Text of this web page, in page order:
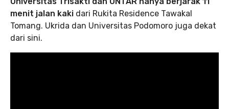
menit jalan kaki dari Rukita Residence Tawakal
Tomang. Ukrida dan Universitas Podomoro juga dekat
dari sini.